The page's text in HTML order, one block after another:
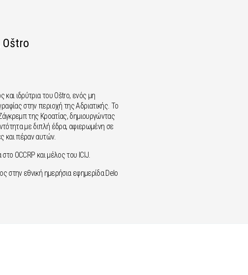
Oštro
και ιδρύτρια του Oštro, ενός μη
στην περιοχή της Αδριατικής. Το
της Κροατίας, δημιουργώντας
με διπλή έδρα, αφιερωμένη σε
και πέραν αυτών.
στο OCCRP και μέλος του ICIJ.
στην εθνική ημερήσια εφημερίδα Delo